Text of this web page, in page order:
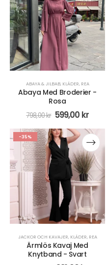
ABAYA & JILBAB, KLÄDER, REA
Abaya Med Broderier -
Rosa
798,00kr 599,00 kr
-35%
JACKOR OCH KAVAJER, KLÄDER, REA
Ärmlös Kavaj Med
Knytband - Svart